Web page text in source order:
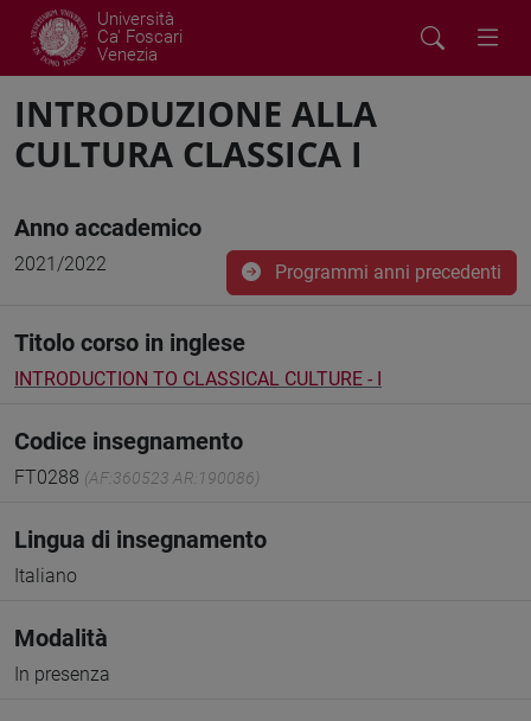
Università
Ca' Foscari
Venezia
INTRODUZIONE ALLA
CULTURA CLASSICA I
Anno accademico
2021/2022 Programmi anni precedenti
Titolo corso in inglese
INTRODUCTION TO CLASSICAL CULTURE - I
Codice insegnamento
FT0288 (AF:360523 AR:190086)
Lingua di insegnamento
Italiano
Modalità
In presenza